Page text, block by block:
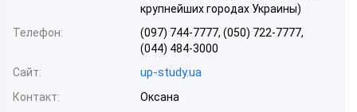
крупнейших городах Украины)
Телефон:
(097) 744-7777, (050) 722-7777,
(044) 484-3000
Сайт:
up-study.ua
Контакт:
Оксана